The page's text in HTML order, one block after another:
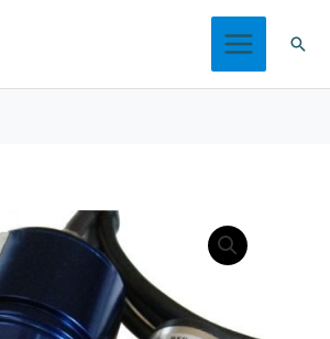
搜